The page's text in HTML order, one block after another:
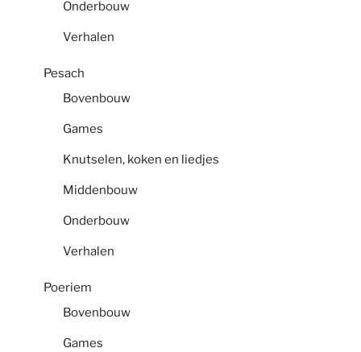
Onderbouw
Verhalen
Pesach
Bovenbouw
Games
Knutselen, koken en liedjes
Middenbouw
Onderbouw
Verhalen
Poeriem
Bovenbouw
Games